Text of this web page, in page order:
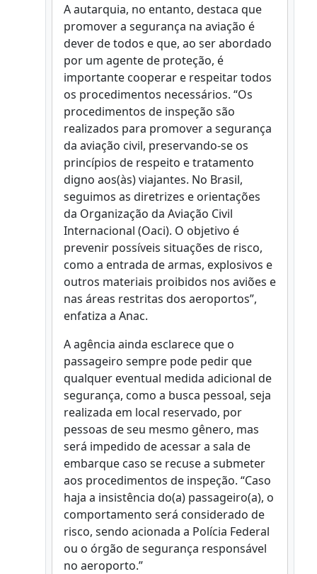
A autarquia, no entanto, destaca que
promover a segurança na aviação é
dever de todos e que, ao ser abordado
por um agente de proteção, é
importante cooperar e respeitar todos
os procedimentos necessários. “Os
procedimentos de inspeção são
realizados para promover a segurança
da aviação civil, preservando-se os
princípios de respeito e tratamento
digno aos(às) viajantes. No Brasil,
seguimos as diretrizes e orientações
da Organização da Aviação Civil
Internacional (Oaci). O objetivo é
prevenir possíveis situações de risco,
como a entrada de armas, explosivos e
outros materiais proibidos nos aviões e
nas áreas restritas dos aeroportos”,
enfatiza a Anac.
A agência ainda esclarece que o
passageiro sempre pode pedir que
qualquer eventual medida adicional de
segurança, como a busca pessoal, seja
realizada em local reservado, por
pessoas de seu mesmo gênero, mas
será impedido de acessar a sala de
embarque caso se recuse a submeter
aos procedimentos de inspeção. “Caso
haja a insistência do(a) passageiro(a), o
comportamento será considerado de
risco, sendo acionada a Polícia Federal
ou o órgão de segurança responsável
no aeroporto.”